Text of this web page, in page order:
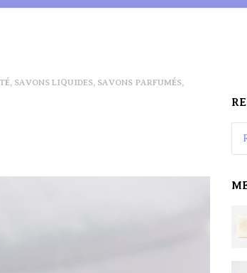
, SAVONS LIQUIDES, SAVONS PARFUMÉS,